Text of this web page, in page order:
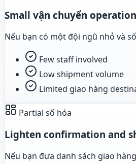
Small vận chuyển
Nếu bạn có một đội ngũ nhỏ và
Few staff involved
Low shipment volume
Limited giao hàng
Partial số hóa
Lighten confirmation and
Nếu bạn đưa danh sách giao